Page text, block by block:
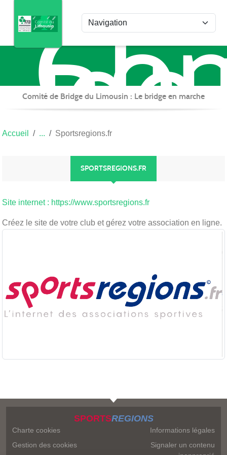
de
du
Comité de Bridge du Limousin : Le bridge en marche
Accueil Sportsregions.fr
SPORTSREGIONS.FR
Site internet : https://www.sportsregions.fr
Créez le site de votre club et gérez votre association en ligne.
SPORTSREGIONS
Charte cookies
Gestion des cookies
Informations légales
Signaler un contenu